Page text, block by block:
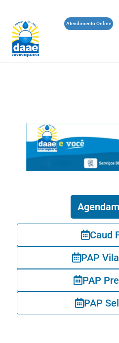
Atendimento Online
COMUNICADOS EDITAIS CONSELHO
ELEIÇÃO DOS
CONSELHO
Caud
PAP
PAP
PAP